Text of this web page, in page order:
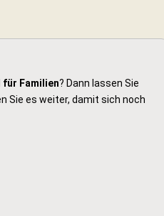
Familien? Dann lassen Sie
Sie es weiter, damit sich noch